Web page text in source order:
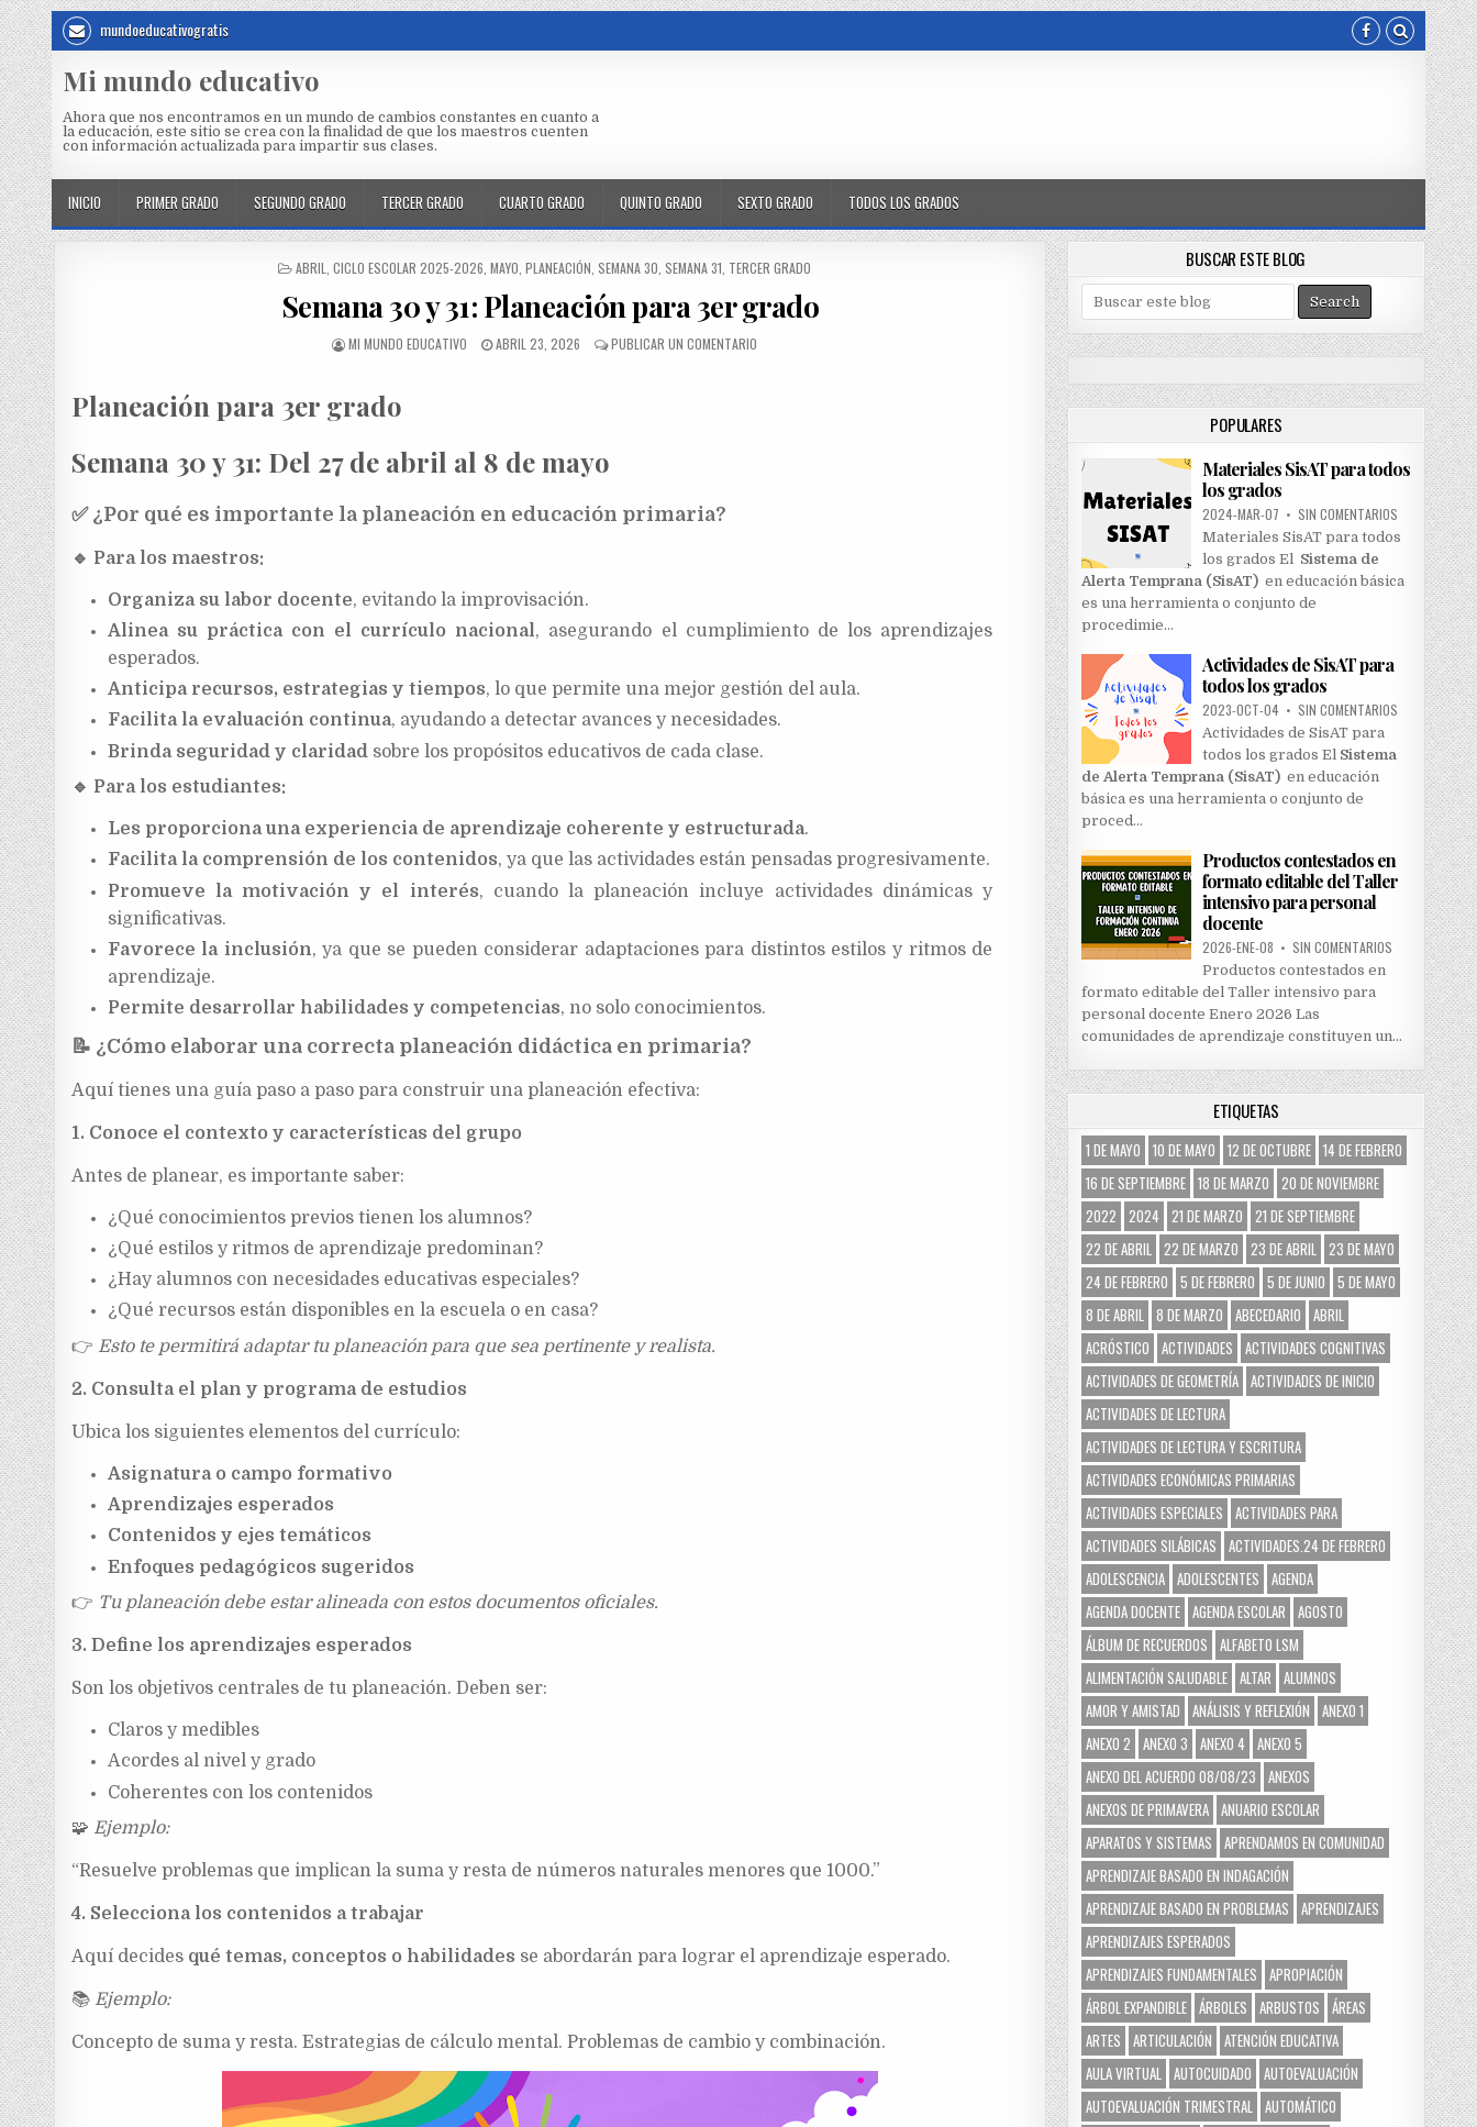
mundoeducativogratis
Mi mundo educativo
Ahora que nos encontramos en un mundo de cambios constantes en cuanto a
la educación, este sitio se crea con la finalidad de que los maestros cuenten
con información actualizada para impartir sus clases.
INICIO PRIMER GRADO SEGUNDO GRADO TERCER GRADO CUARTO GRADO QUINTO GRADO SEXTO GRADO TODOS LOS GRADOS
ABRIL CICLO ESCOLAR 2025-2026 MAYO PLANEACIÓN SEMANA 30 SEMANA 31 TERCER GRADO
Semana 30 y 31: Planeación para 3er grado
MI MUNDO EDUCATIVO ABRIL 23, 2026 PUBLICAR UN COMENTARIO
Planeación para 3er grado
Semana 30 y 31: Del 27 de abril al 8 de mayo
✅¿Por qué es importante la planeación en educación primaria?
🔹 Para los maestros:
Organiza su labor docente, evitando la improvisación.
Alinea su práctica con el currículo nacional, asegurando el cumplimiento de los aprendizajes
esperados.
Anticipa recursos, estrategias y tiempos, lo que permite una mejor gestión del aula.
Facilita la evaluación continua, ayudando a detectar avances y necesidades.
Brinda seguridad y claridadsobre los propósitos educativos de cada clase.
🔹 Para los estudiantes:
Les proporciona una experiencia de aprendizaje coherente y estructurada.
Facilita la comprensión de los contenidos, ya que las actividades están pensadas progresivamente.
Promueve la motivación y el interés, cuando la planeación incluye actividades dinámicas y
significativas.
Favorece la inclusión, ya que se pueden considerar adaptaciones para distintos estilos y ritmos de
aprendizaje.
Permite desarrollar habilidades y competencias, no solo conocimientos.
📝 ¿Cómo elaborar una correcta planeación didáctica en primaria?
Aquí tienes una guía paso a paso para construir una planeación efectiva:
1. Conoce el contexto y características del grupo
Antes de planear, es importante saber:
¿Qué conocimientos previos tienen los alumnos?
¿Qué estilos y ritmos de aprendizaje predominan?
¿Hay alumnos con necesidades educativas especiales?
¿Qué recursos están disponibles en la escuela o en casa?
👉 Esto te permitirá adaptar tu planeación para que sea pertinente y realista.
2. Consulta el plan y programa de estudios
Ubica los siguientes elementos del currículo:
Asignatura o campo formativo
Aprendizajes esperados
Contenidos y ejes temáticos
Enfoques pedagógicos sugeridos
👉 Tu planeación debe estar alineada con estos documentos oficiales.
3. Define los aprendizajes esperados
Son los objetivos centrales de tu planeación. Deben ser:
Claros y medibles
Acordes al nivel y grado
Coherentes con los contenidos
🧩 Ejemplo:
“Resuelve problemas que implican la suma y resta de números naturales menores que 1000.”
4. Selecciona los contenidos a trabajar
Aquí decides qué temas, conceptos o habilidades se abordarán para lograr el aprendizaje esperado.
📚 Ejemplo:
Concepto de suma y resta. Estrategias de cálculo mental. Problemas de cambio y combinación.
BUSCAR ESTE BLOG
e
a
r
c
h
o
r
:
POPULARES
Materiales SisAT para todos
los grados
2024-MAR-07 • SIN COMENTARIOS
Materiales SisAT para todos
los grados El Sistema de
Alerta Temprana (SisAT)en educación básica
es una herramienta o conjunto de
procedimie…
Actividades de SisAT para
todos los grados
2023-OCT-04 • SIN COMENTARIOS
Actividades de SisAT para
todos los grados El Sistema
de Alerta Temprana (SisAT)en educación
básica es una herramienta o conjunto de
proced…
Productos contestados en
formato editable del Taller
intensivo para personal
docente
2026-ENE-08 • SIN COMENTARIOS
Productos contestados en
formato editable del Taller intensivo para
personal docente Enero 2026 Las
comunidades de aprendizaje constituyen un…
ETIQUETAS
1 DE MAYO 10 DE MAYO 12 DE OCTUBRE 14 DE FEBRERO
16 DE SEPTIEMBRE 18 DE MARZO 20 DE NOVIEMBRE
2022 2024 21 DE MARZO 21 DE SEPTIEMBRE
22 DE ABRIL 22 DE MARZO 23 DE ABRIL 23 DE MAYO
24 DE FEBRERO 5 DE FEBRERO 5 DE JUNIO 5 DE MAYO
8 DE ABRIL 8 DE MARZO ABECEDARIO ABRIL
ACRÓSTICO ACTIVIDADES ACTIVIDADES COGNITIVAS
ACTIVIDADES DE GEOMETRÍA ACTIVIDADES DE INICIO
ACTIVIDADES DE LECTURA
ACTIVIDADES DE LECTURA Y ESCRITURA
ACTIVIDADES ECONÓMICAS PRIMARIAS
ACTIVIDADES ESPECIALES ACTIVIDADES PARA
ACTIVIDADES SILÁBICAS ACTIVIDADES.24 DE FEBRERO
ADOLESCENCIA ADOLESCENTES AGENDA
AGENDA DOCENTE AGENDA ESCOLAR AGOSTO
ÁLBUM DE RECUERDOS ALFABETO LSM
ALIMENTACIÓN SALUDABLE ALTAR ALUMNOS
AMOR Y AMISTAD ANÁLISIS Y REFLEXIÓN ANEXO 1
ANEXO 2 ANEXO 3 ANEXO 4 ANEXO 5
ANEXO DEL ACUERDO 08/08/23 ANEXOS
ANEXOS DE PRIMAVERA ANUARIO ESCOLAR
APARATOS Y SISTEMAS APRENDAMOS EN COMUNIDAD
APRENDIZAJE BASADO EN INDAGACIÓN
APRENDIZAJE BASADO EN PROBLEMAS APRENDIZAJES
APRENDIZAJES ESPERADOS
APRENDIZAJES FUNDAMENTALES APROPIACIÓN
ÁRBOL EXPANDIBLE ÁRBOLES ARBUSTOS ÁREAS
ARTES ARTICULACIÓN ATENCIÓN EDUCATIVA
AULA VIRTUAL AUTOCUIDADO AUTOEVALUACIÓN
AUTOEVALUACIÓN TRIMESTRAL AUTOMÁTICO